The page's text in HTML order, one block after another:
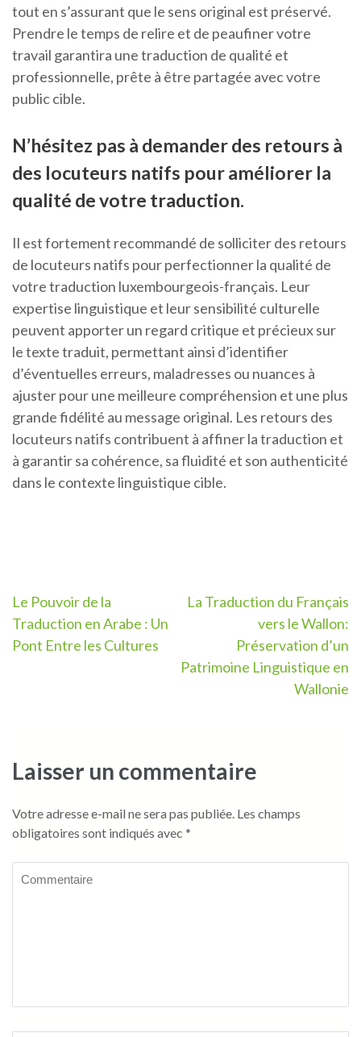
tout en s’assurant que le sens original est préservé.
Prendre le temps de relire et de peaufiner votre
travail garantira une traduction de qualité et
professionnelle, prête à être partagée avec votre
public cible.
N’hésitez pas à demander des retours à
des locuteurs natifs pour améliorer la
qualité de votre traduction.
Il est fortement recommandé de solliciter des retours
de locuteurs natifs pour perfectionner la qualité de
votre traduction luxembourgeois-français. Leur
expertise linguistique et leur sensibilité culturelle
peuvent apporter un regard critique et précieux sur
le texte traduit, permettant ainsi d’identifier
d’éventuelles erreurs, maladresses ou nuances à
ajuster pour une meilleure compréhension et une plus
grande fidélité au message original. Les retours des
locuteurs natifs contribuent à affiner la traduction et
à garantir sa cohérence, sa fluidité et son authenticité
dans le contexte linguistique cible.
Navigation
de
Le Pouvoir de la
Traduction en Arabe : Un
Pont Entre les Cultures
La Traduction du Français
vers le Wallon:
Préservation d’un
Patrimoine Linguistique en
Wallonie
Laisser un commentaire
Votre adresse e-mail ne sera pas publiée. Les champs
obligatoires sont indiqués avec *